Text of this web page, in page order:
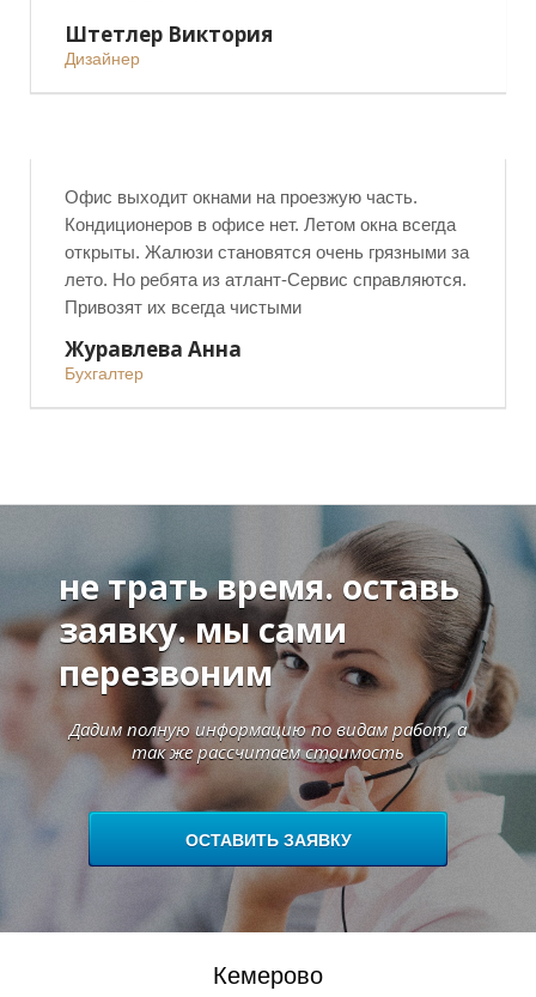
Штетлер Виктория
Дизайнер
Офис выходит окнами на проезжую часть.
Кондиционеров в офисе нет. Летом окна всегда
открыты. Жалюзи становятся очень грязными за
лето. Но ребята из атлант-Сервис справляются.
Привозят их всегда чистыми
Журавлева Анна
Бухгалтер
не трать время. оставь
заявку. мы сами
перезвоним
Дадим полную информацию по видам работ, а
так же рассчитаем стоимость
ОСТАВИТЬ ЗАЯВКУ
Кемерово
К
А